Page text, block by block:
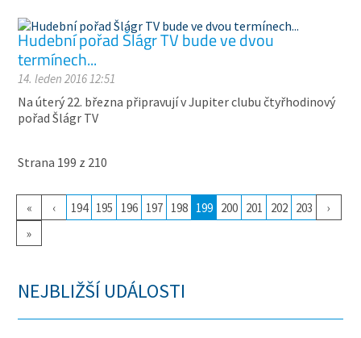
Hudební pořad Šlágr TV bude ve dvou
termínech...
14. leden 2016 12:51
Na úterý 22. března připravují v Jupiter clubu čtyřhodinový
pořad Šlágr TV
Strana 199 z 210
« ‹ 194 195 196 197 198 199 200 201 202 203
›
»
NEJBLIŽŠÍ UDÁLOSTI